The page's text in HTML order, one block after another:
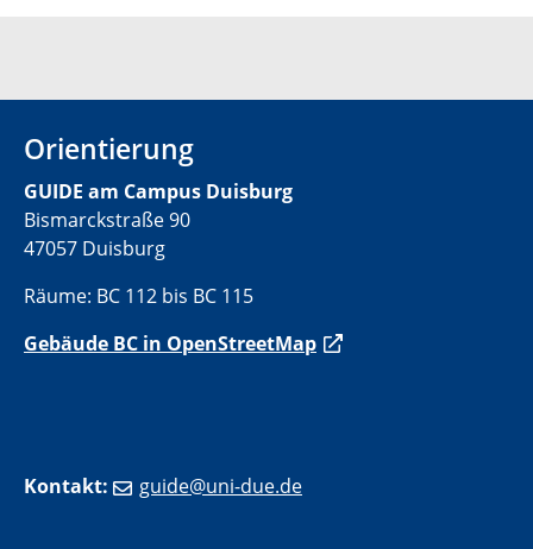
Orientierung
GUIDE am Campus Duisburg
Bismarckstraße 90
47057 Duisburg
Räume: BC 112 bis BC 115
Gebäude BC in OpenStreetMap
Kontakt: guide@uni-due.de